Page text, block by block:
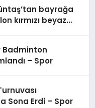
bayrağa
kırmızı beyaz
Badminton
– Spor
Sona Erdi – Spor